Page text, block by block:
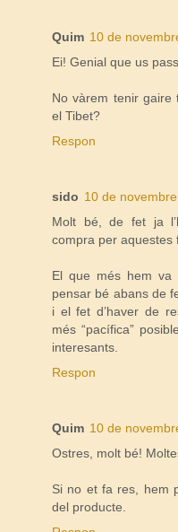
Quim 10 de
Ei! Genial que us
No vàrem tenir gaire
el Tibet?
Respon
sido 10 de
Molt bé, de fet ja
compra per aquestes
El que més hem va
pensar bé abans de
i el fet d’haver de
més “pacífica”
interesants.
Respon
Quim 10 de
Ostres, molt bé!
Si no et fa res, hem
del producte.